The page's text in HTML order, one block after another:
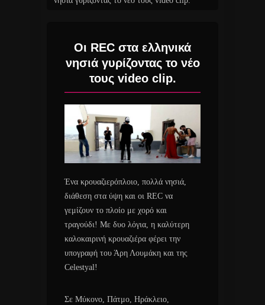
Οι REC στα ελληνικά
νησιά γυρίζοντας το νέο
τους video clip.
Ένα κρουαζιερόπλοιο, πολλά νησιά,
διάθεση στα ύψη και οι REC να
γεμίζουν το πλοίο με χορό και
τραγούδι! Με δυο λόγια, η καλύτερη
καλοκαιρινή κρουαζιέρα φέρει την
υπογραφή του Άρη Λουμάκη και της
Celestyal!
Σε Μύκονο, Πάτμο, Ηράκλειο,